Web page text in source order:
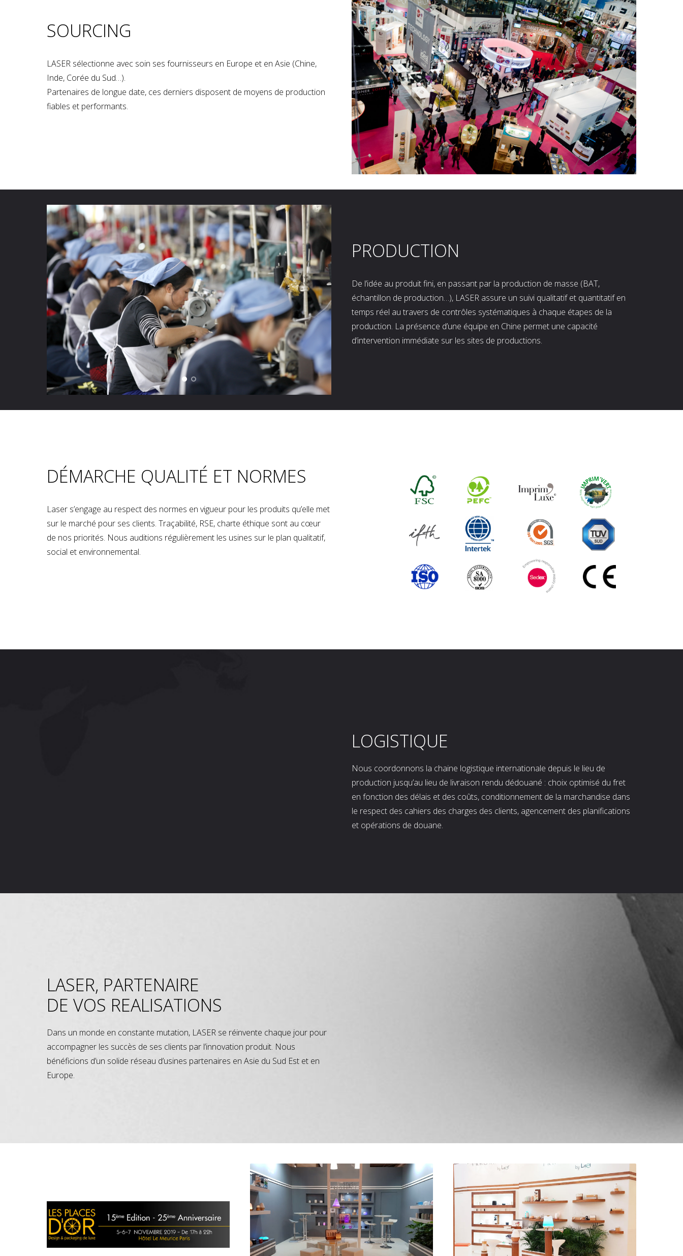
SOURCING
LASER sélectionne avec soin ses fournisseurs en Europe et en Asie (Chine,
Inde, Corée du Sud…).
Partenaires de longue date, ces derniers disposent de moyens de production
fiables et performants.
PRODUCTION
De l’idée au produit fini, en passant par la production de masse (BAT,
échantillon de production…), LASER assure un suivi qualitatif et quantitatif en
temps réel au travers de contrôles systématiques à chaque étapes de la
production. La présence d’une équipe en Chine permet une capacité
d’intervention immédiate sur les sites de productions.
DÉMARCHE QUALITÉ ET NORMES
Laser s’engage au respect des normes en vigueur pour les produits qu’elle met
sur le marché pour ses clients. Traçabilité, RSE, charte éthique sont au cœur
de nos priorités. Nous auditions régulièrement les usines sur le plan qualitatif,
social et environnemental.
LOGISTIQUE
Nous coordonnons la chaine logistique internationale depuis le lieu de
production jusqu’au lieu de livraison rendu dédouané : choix optimisé du fret
en fonction des délais et des coûts, conditionnement de la marchandise dans
le respect des cahiers des charges des clients, agencement des planifications
et opérations de douane.
LASER, PARTENAIRE
DE VOS REALISATIONS
Dans un monde en constante mutation, LASER se réinvente chaque jour pour
accompagner les succès de ses clients par l’innovation produit. Nous
bénéficions d’un solide réseau d’usines partenaires en Asie du Sud Est et en
Europe.